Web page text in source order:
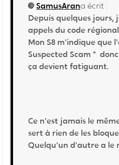
SamusArana écrit :
Depuis quelques jours,
appels du code
Mon S8 m'indique que
Suspected Scam "
ça devient fatiguant.
Ce n'est jamais le
sert à rien de les
Quelqu'un d'autre a le